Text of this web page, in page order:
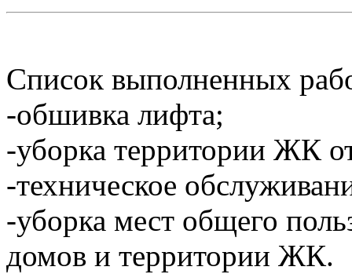
Список выполненных
-обшивка лифта;
-уборка территории ЖК
-техническое
-уборка мест общего
домов и территории ЖК.